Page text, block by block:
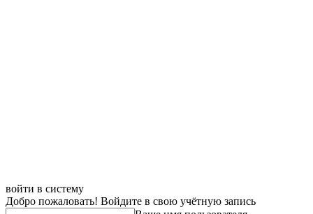
войти в систему
Добро пожаловать! Войдите в свою учётную запись